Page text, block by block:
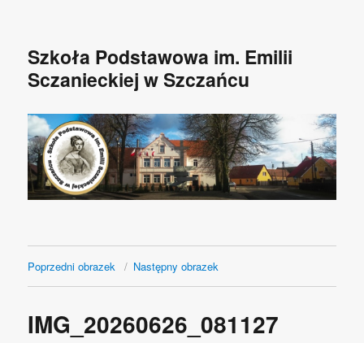
Szkoła Podstawowa im. Emilii
Sczanieckiej w Szczańcu
Poprzedni obrazek Następny obrazek
IMG_20260626_081127